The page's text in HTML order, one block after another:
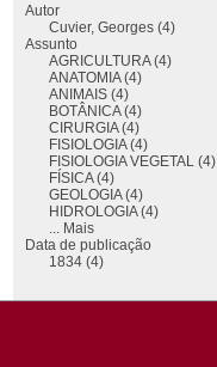
Autor
Cuvier, Georges (4)
Assunto
AGRICULTURA (4)
ANATOMIA (4)
ANIMAIS (4)
BOTÂNICA (4)
CIRURGIA (4)
FISIOLOGIA (4)
FISIOLOGIA VEGETAL (4)
FÍSICA (4)
GEOLOGIA (4)
HIDROLOGIA (4)
... Mais
Data de publicação
1834 (4)